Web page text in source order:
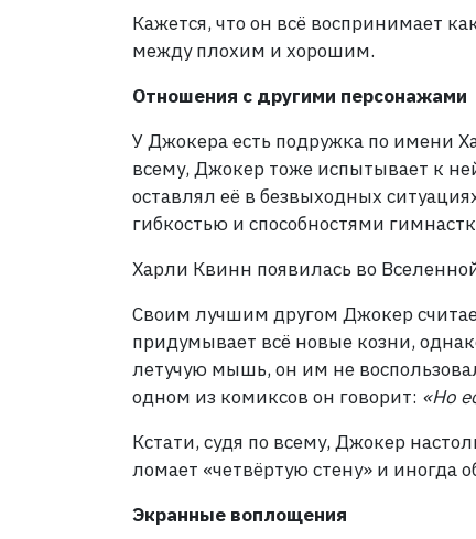
Кажется, что он всё воспринимает
между плохим и хорошим.
Отношения с другими персонажами
У Джокера есть подружка по имени
всему, Джокер тоже испытывает к
оставлял её в безвыходных
гибкостью и способностями
Харли Квинн появилась во
Своим лучшим другом Джокер
придумывает всё новые козни,
летучую мышь, он им не
одном из комиксов он говорит: «Но
Кстати, судя по всему, Джокер
ломает «четвёртую стену» и иногда
Экранные воплощения